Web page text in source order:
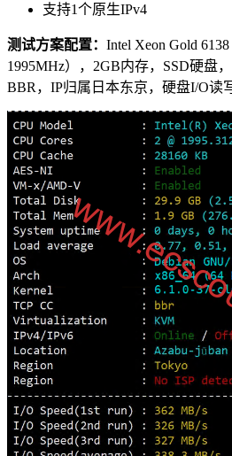
支持1个原生IPv4
测试方案配置： Intel Xeon Gold
1995MHz），2GB内存，SSD硬盘
BBR，IP归属日本东京，硬盘I/O读